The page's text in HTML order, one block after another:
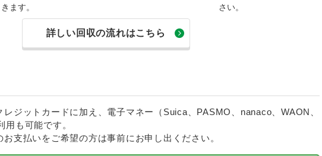
きます。
さい。
詳しい回収の流れはこちら
ジットカードに加え、電子マネー（Suica、PASMO、nanaco、WAON、
も可能です。
支払いをご希望の方は事前にお申し出ください。